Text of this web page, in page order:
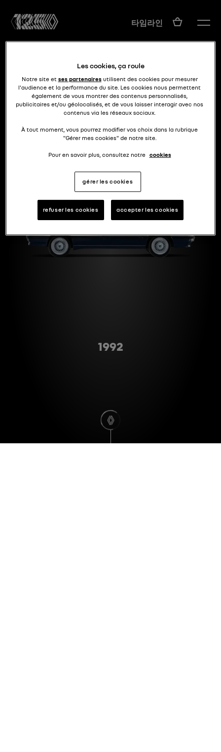
타임라인 KO
A형
R25 바카라
1992
스크롤
Les cookies, ça roule
Notre site et ses partenairesutilisent des cookies pour mesurer
l'audience et la performance du site. Les cookies nous permettent
également de vous montrer des contenus personnalisés,
publicitaires et/ou géolocalisés, et de vous laisser interagir avec nos
contenus via les réseaux sociaux.
À tout moment, vous pourrez modifier vos choix dans la rubrique
"Gérer mes cookies" de notre site.
Pour en savoir plus, consultez notre cookies
gérer les cookies
refuser les cookies accepter les cookies